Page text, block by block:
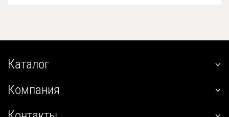
Каталог
встраиваемые
угловые
Компания